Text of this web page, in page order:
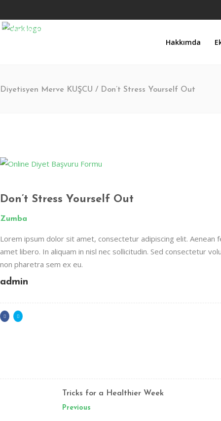
Pazartesi - Cumartesi 9.00 - 17.00 Pazar KAPALI
Hakkımda
Diyetisyen Merve KUŞCU / Don’t Stress Yourself Out
Don’t Stress Yourself Out
Zumba
Lorem ipsum dolor sit amet, consectetur adipiscing elit.
amet libero. In aliquam in nisl nec sollicitudin. Sed consectetur
non pharetra sem ex eu.
admin
Tricks for a Healthier Week
Previous